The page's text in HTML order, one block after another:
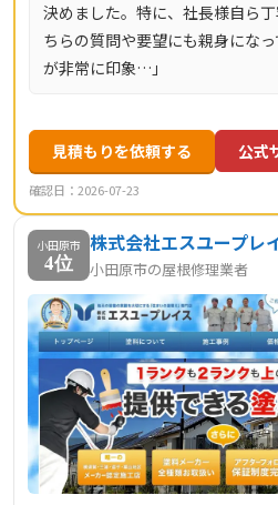
決めました。特に、社長様自ら
ちらの質問や要望にも親身にな
が非常に印象…」
見積もりを依頼する 公式
確認日：2026-07-23
小田原市
4位
株式会社エスユープレ
小田原市の屋根修理業者